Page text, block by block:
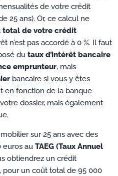
de votre crédit
25 ans). Or, ce calcul ne
total de votre crédit
n’est pas accordé à 0 %. Il faut
du taux d’intérêt bancaire
emprunteur, mais
bancaire si vous y êtes
en fonction de la banque
dossier, mais également
sur 25 ans avec des
euros au TAEG (Taux Annuel
obtiendrez un crédit
pour un coût total de 95 000